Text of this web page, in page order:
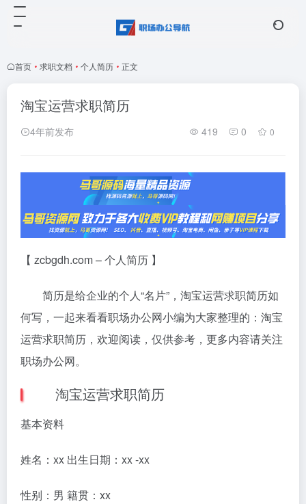
首页 • 求职文档 • 个人简历 • 正文
淘宝运营求职简历
4年前发布 419 0 0
【 zcbgdh.com – 个人简历 】
简历是给企业的个人“名片”，淘宝运营求职简历如
何写，一起来看看职场办公网小编为大家整理的：淘宝
运营求职简历，欢迎阅读，仅供参考，更多内容请关注
职场办公网。
淘宝运营求职简历
基本资料
姓名：xx 出生日期：xx -xx
性别：男 籍贯：xx